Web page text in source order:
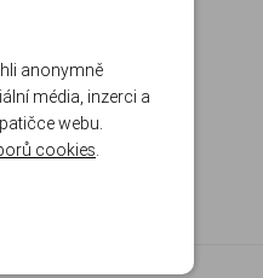
anonymně
média, inzerci a
webu.
cookies.